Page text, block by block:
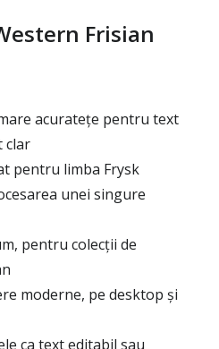
Frisian
acuratețe pentru text
clar
pentru limba Frysk
unei singure
pentru colecții de
moderne, pe desktop și
ca text editabil sau